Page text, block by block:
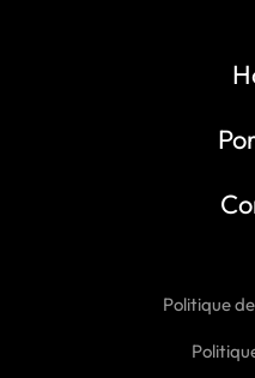
Politique